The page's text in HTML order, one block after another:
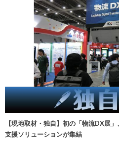
【現地取材・独自】初の「物流DX展
支援ソリューションが集結